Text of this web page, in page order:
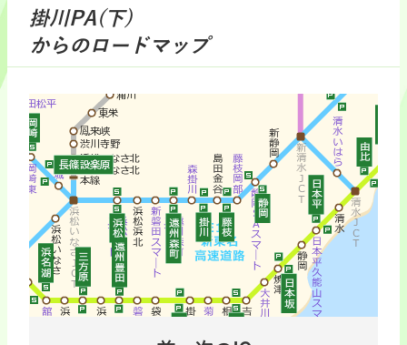
掛川PA(下)
からのロードマップ